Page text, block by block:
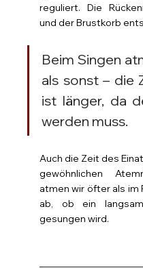
reguliert. Die
und der Brustkorb
Beim Singen
als sonst – die
ist länger, da
werden muss.
Auch die Zeit des
gewöhnlichen
atmen wir öfter als im
ab, ob ein
gesungen wird.